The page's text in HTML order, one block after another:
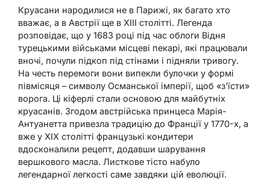
Круасани народилися не в Парижі, як багато хто
вважає, а в Австрії ще в XIII столітті. Легенда
розповідає, що у 1683 році під час облоги Відня
турецькими військами місцеві пекарі, які працювали
вночі, почули підкоп під стінами і підняли тривогу.
На честь перемоги вони випекли булочки у формі
півмісяця – символу Османської імперії, щоб «з’їсти»
ворога. Ці кіферлі стали основою для майбутніх
круасанів. Згодом австрійська принцеса Марія-
Антуанетта привезла традицію до Франції у 1770-х, а
вже у XIX столітті французькі кондитери
вдосконалили рецепт, додавши шарування
вершкового масла. Листкове тісто набуло
легендарної легкості саме завдяки цій еволюції.